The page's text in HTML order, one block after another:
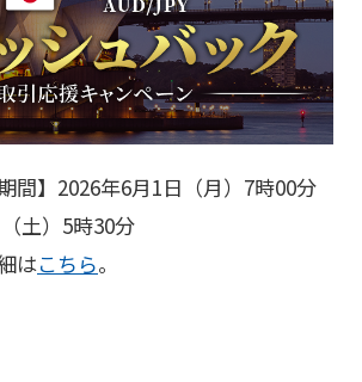
間】2026年6月1日（月）7時00分
土）5時30分
はこちら。